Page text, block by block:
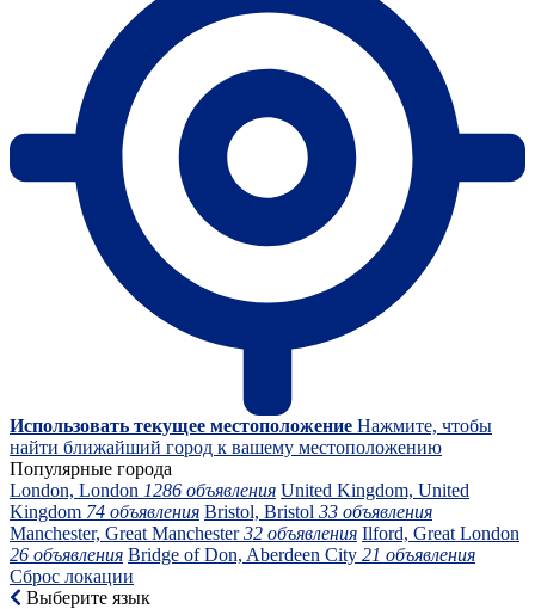
Использовать текущее местоположение Нажмите, чтобы
найти ближайший город к вашему местоположению
Популярные города
London, London 1286 объявления United Kingdom, United
Kingdom 74 объявления Bristol, Bristol 33 объявления
Manchester, Great Manchester32 объявления Ilford, Great London
26 объявления Bridge of Don, Aberdeen City 21 объявления
Сброс локации
Выберите язык